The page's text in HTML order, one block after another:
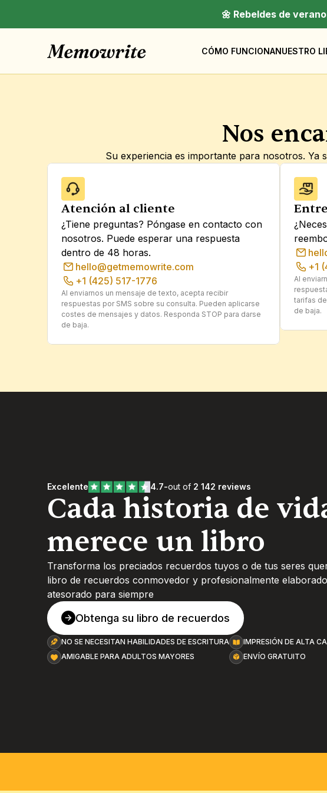
🌼 Rebeldes de
CÓMO FUNCIONANUESTRO
Nos
Su experiencia es importante para nosotros. Ya
Atención al cliente
¿Tiene preguntas? Póngase en contacto con
nosotros. Puede esperar una respuesta
dentro de 48 horas.
hello@getmemowrite.com
+1 (425) 517-1776
Al enviarnos un mensaje de texto, acepta recibir
respuestas por SMS sobre su consulta. Pueden aplicarse
costes de mensajes y datos. Responda STOP para darse
de baja.
+1
Al
tarifas
de baja.
Excelente 4.7-out of 2 142 reviews
Cada historia de
merece un libro
Transforma los preciados recuerdos tuyos o de tus seres
libro de recuerdos conmovedor y profesionalmente
atesorado para siempre
Obtenga su libro de recuerdos
NO SE NECESITAN HABILIDADES DE ESCRITURA
AMIGABLE PARA ADULTOS MAYORES
IMPRESIÓN DE ALTA
ENVÍO GRATUITO